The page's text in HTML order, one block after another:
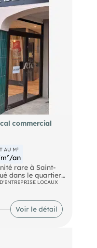
de commerce
caves saines
d'importantes
privatif est
mensuel s'élève
Conditions, nous
commercial
AU M²
an
rare à Saint-
dans le quartier
une excellente
coût.
Vitrine sur rue
Local : Surface :
fermé (10
LOCAUX
Voir le détail